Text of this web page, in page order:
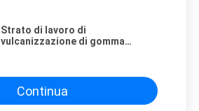
Strato di lavoro di
vulcanizzazione di gomma
Continua